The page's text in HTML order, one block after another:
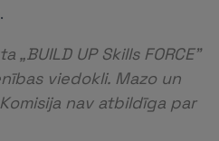
UP Skills FORCE”
viedokli. Mazo un
nav atbildīga par